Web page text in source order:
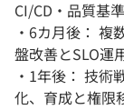
CI/CD・品質基
・6カ月後： 複
盤改善とSLO運
・1年後： 技術
化、育成と権限